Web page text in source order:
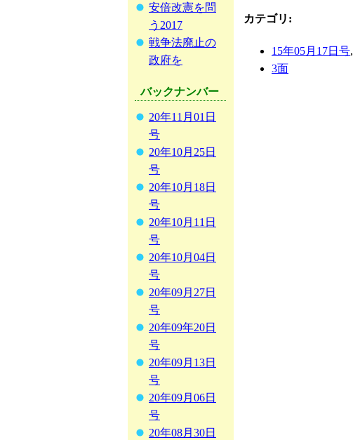
安倍改憲を問
う2017
戦争法廃止の
政府を
バックナンバー
20年11月01日
号
20年10月25日
号
20年10月18日
号
20年10月11日
号
20年10月04日
号
20年09月27日
号
20年09年20日
号
20年09月13日
号
20年09月06日
号
20年08月30日
カテゴリ :
15年05月17日号,
3面